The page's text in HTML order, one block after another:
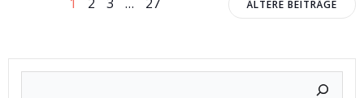
Beitragsnavigation
Beitragsnavigation
ÄLTERE BEITRÄGE